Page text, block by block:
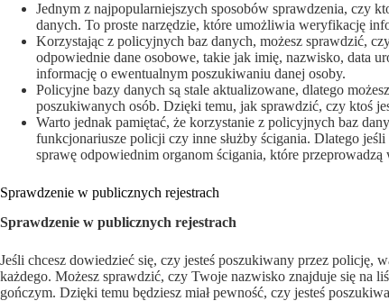
Jednym z najpopularniejszych sposobów sprawdzenia, czy
danych. To proste narzędzie, które umożliwia weryfikację
Korzystając z policyjnych baz danych, możesz sprawdzić,
odpowiednie dane osobowe, takie jak imię, nazwisko, data
informację o ewentualnym poszukiwaniu danej osoby.
Policyjne bazy danych są stale aktualizowane, dlatego
poszukiwanych osób. Dzięki temu, jak sprawdzić, czy ktoś
Warto jednak pamiętać, że korzystanie z policyjnych baz
funkcjonariusze policji czy inne służby ścigania. Dlatego
sprawę odpowiednim organom ścigania, które przeprowadzą
Sprawdzenie w publicznych rejestrach
Sprawdzenie w publicznych rejestrach
Jeśli chcesz dowiedzieć się, czy jesteś poszukiwany przez policję,
każdego. Możesz sprawdzić, czy Twoje nazwisko znajduje się na
gończym. Dzięki temu będziesz miał pewność, czy jesteś